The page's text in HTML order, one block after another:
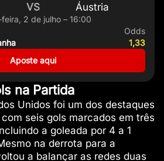
VS Áustria
2 de julho – 16:00
Odds
1,33
Aposte aqui
na Partida
Unidos foi um dos destaques
seis gols marcados em três
a goleada por 4 a 1
na derrota para a
a balançar as redes duas